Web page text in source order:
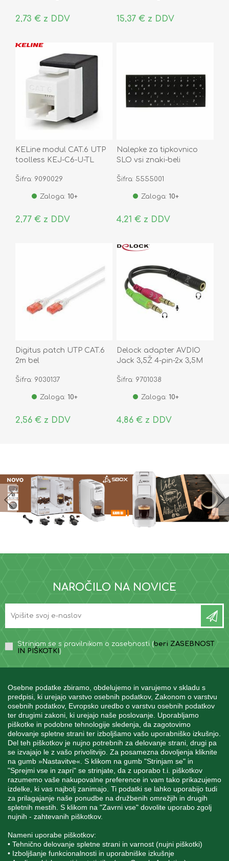
Osebne podatke zbiramo, obdelujemo in varujemo v skladu s
predpisi, ki urejajo varstvo osebnih podatkov, Zakonom o varstvu
osebnih podatkov, Evropsko uredbo o varstvu osebnih podatkov
ter drugimi zakoni, ki urejajo naše poslovanje. Uporabljamo
piškotke in podobne tehnologije sledenja, da zagotovimo
delovanje spletne strani ter izboljšamo vašo uporabniško izkušnjo.
Del teh piškotkov je nujno potrebnih za delovanje strani, drugi pa
se izvajajo le z vašo privolitvijo. Za posamezna dovoljenja kliknite
na gumb »Nastavitve«. S klikom na gumb "Strinjam se" in
"Sprejmi vse in zapri" se strinjate, da z uporabo t.i. piškotkov
razumemo vaše nakupovalne preference in vam tako prikazujemo
izdelke, ki vas najbolj zanimajo. Ti podatki se lahko uporabijo tudi
za prilagajanje naše ponudbe na družbenih omrežjih in drugih
spletnih mestih. S klikom na "Zavrni vse" dovolite uporabo zgolj
nujnih - zahtevanih piškotkov.
Nameni uporabe piškotkov:
• Tehnično delovanje spletne strani in varnost (nujni piškotki)
• Izboljšanje funkcionalnosti in uporabniške izkušnje
2,73 € z DDV 15,37 € z DDV
KELine modul CAT.6 UTP
toolless KEJ-C6-U-TL
Šifra: 9090029
Zaloga: 10+
2,77 € z DDV
Nalepke za tipkovnico
SLO vsi znaki-beli
Šifra: 5555001
Zaloga: 10+
4,21 € z DDV
Digitus patch UTP CAT.6
2m bel
Šifra: 9030137
Zaloga: 10+
2,56 € z DDV
Delock adapter AVDIO
Jack 3,5Ž 4-pin-2x 3,5M
Šifra: 9701038
Zaloga: 10+
4,86 € z DDV
NAROČILO NA NOVICE
Strinjam se s pravilnikom o zasebnosti (beri ZASEBNOST
IN PIŠKOTKI )
INFORMACIJE
MOJ RAČUN
STORITEV ZA STRANKE
SPREMLJAJTE NAS